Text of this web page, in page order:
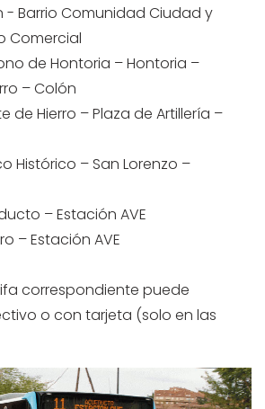
- Barrio Comunidad Ciudad y
Comercial
de Hontoria – Hontoria –
– Colón
de Hierro – Plaza de Artillería –
Histórico – San Lorenzo –
– Estación AVE
– Estación AVE
correspondiente puede
o con tarjeta (solo en las